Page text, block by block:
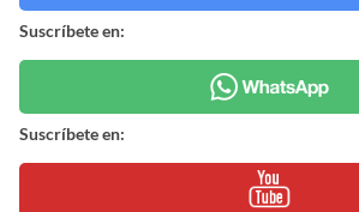
Suscríbete en:
Suscríbete en: